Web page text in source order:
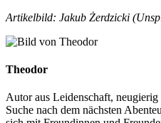
Artikelbild: Jakub Żerdzicki
Theodor
Autor aus Leidenschaft,
Suche nach dem nächsten